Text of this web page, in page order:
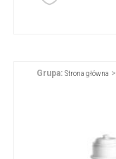
Grupa: Strona główna >